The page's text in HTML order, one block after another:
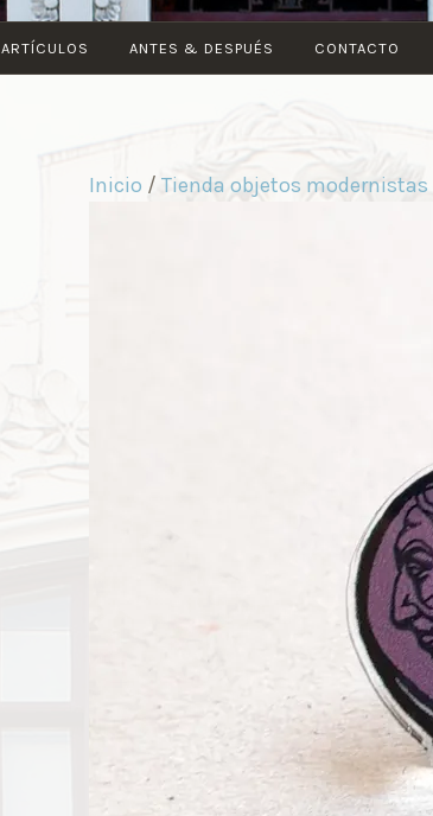
ARTÍCULOS ANTES & DESPUÉS CONTACTO
Inicio / Tienda objetos modernistas